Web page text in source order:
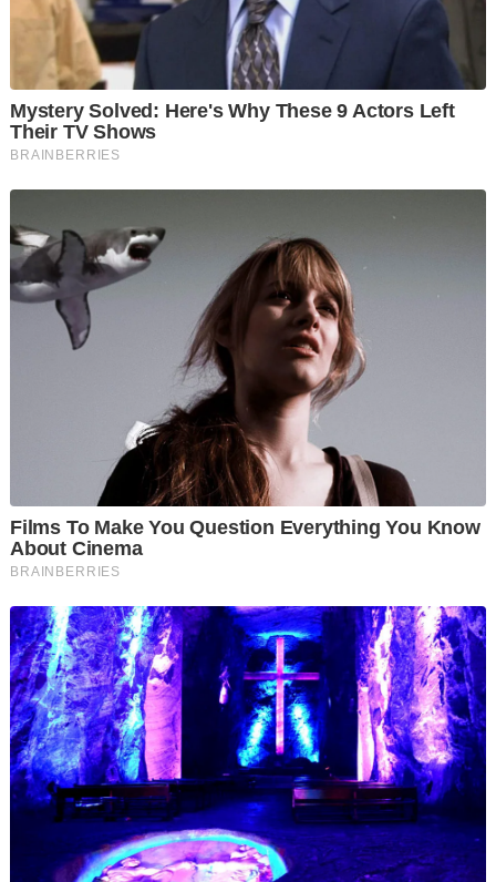
akan meneruskan rundingan dengan utusan khas Trump
mengenai pelan Mesir untuk membina semula Semenanjung
Gaza, sebagai alternatif kepada cadangan Trump untuk
mengambil alih wilayah Palestin itu.
Rundingan dan koordinasi mengenai pelan tersebut akan
diteruskan dengan Utusan Khas AS, Steve Witkoff, sebagai
“asas kepada usaha pembinaan semula” di Gaza, menurut
kenyataan bersama selepas mesyuarat para menteri luar di
Doha. - Agensi